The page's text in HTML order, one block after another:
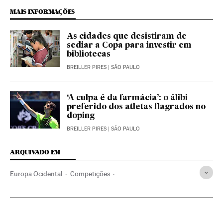
MAIS INFORMAÇÕES
As cidades que desistiram de
sediar a Copa para investir em
bibliotecas
BREILLER PIRES | SÃO PAULO
‘A culpa é da farmácia’: o álibi
preferido dos atletas flagrados no
doping
BREILLER PIRES | SÃO PAULO
ARQUIVADO EM
Europa Ocidental Competições